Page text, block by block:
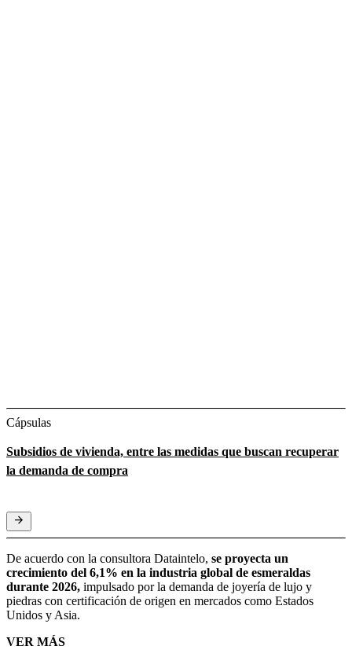
Cápsulas
Subsidios de vivienda, entre las medidas que buscan recuperar
la demanda de compra
De acuerdo con la consultora Dataintelo, se proyecta un
crecimiento del 6,1% en la industria global de esmeraldas
durante 2026, impulsado por la demanda de joyería de lujo y
piedras con certificación de origen en mercados como Estados
Unidos y Asia.
VER MÁS